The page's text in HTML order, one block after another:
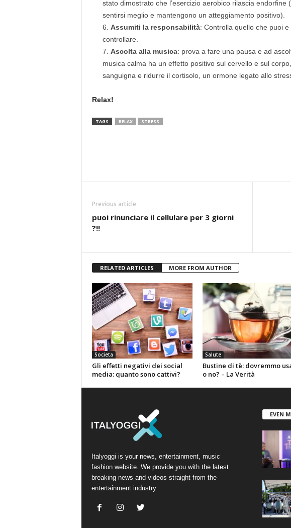
stato dimostrato che l’esercizio aerobico rilascia endorfine
sentirsi meglio e mantengono un atteggiamento positivo).
Assumiti la responsabilità: Controlla quello che puoi
controllare.
Ascolta alla musica: prova a fare una pausa e ad
musica calma ha un effetto positivo sul cervello e sul
sanguigna e ridurre il cortisolo, un ormone legato allo
Relax!
TAGS RELAX STRESS
Previous article
puoi rinunciare il cellulare per 3 giorni
?!!
RELATED ARTICLES MORE FROM AUTHOR
Societa
Gli effetti negativi dei social
media: quanto sono cattivi?
Salute
Bustine di tè: dovremmo
o no? – La Verità
Italyoggi is your news, entertainment, music
fashion website. We provide you with the latest
breaking news and videos straight from the
entertainment industry.
EVEN